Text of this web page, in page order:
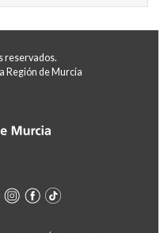
reservados.
Región de Murcia